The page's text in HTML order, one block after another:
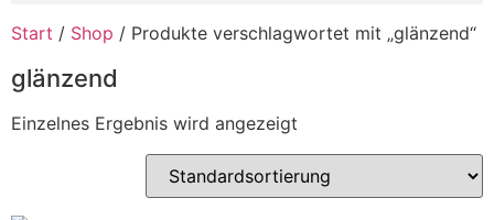
Start / Shop / Produkte verschlagwortet mit „glänzend“
glänzend
Einzelnes Ergebnis wird angezeigt